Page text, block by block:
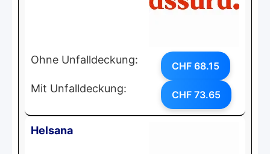
Ohne Unfalldeckung: CHF 68.15
Mit Unfalldeckung: CHF 73.65
Helsana